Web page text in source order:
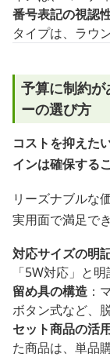
番号表記の視認
タイプは、ラウ
予算に制約
ーの選び方
コストを抑えた
インは確保する
リーズナブルな
実用面で満足で
対応サイズの明
「5W対応」と
留め具の構造 ：
ボタン式など、
セット商品の活
た商品は、単品